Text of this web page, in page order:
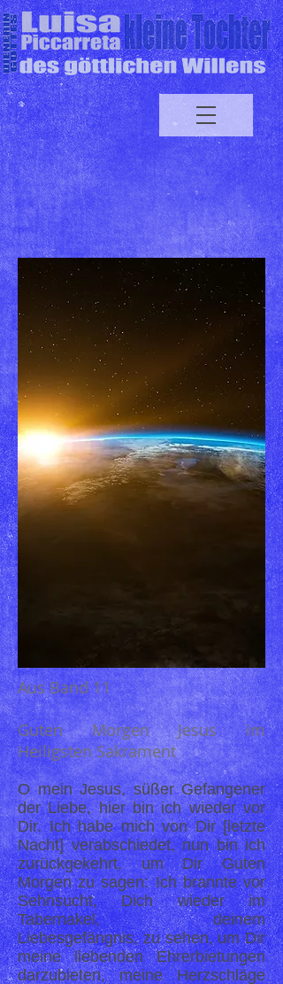
Aus Band 11
Guten Morgen Jesus im
Heiligsten Sakrament
O mein Jesus, süßer Gefangener
der Liebe, hier bin ich wieder vor
Dir. Ich habe mich von Dir [letzte
Nacht] verabschiedet, nun bin ich
zurückgekehrt, um Dir Guten
Morgen zu sagen: Ich brannte vor
Sehnsucht, Dich wieder im
Tabernakel, deinem
Liebesgefängnis, zu sehen, um Dir
meine liebenden Ehrerbietungen
darzubieten, meine Herzschläge